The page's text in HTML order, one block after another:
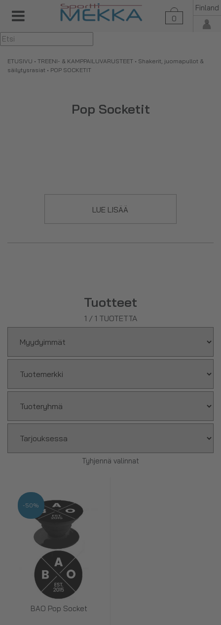
0
Finland
▼
ETUSIVU • TREENI- & KAMPPAILUVARUSTEET • Shakerit, juomapullot &
säilytysrasiat • POP SOCKETIT
Pop Socketit
LUE LISÄÄ
Tuotteet
1 / 1 TUOTETTA
Tyhjennä valinnat
BAO Pop Socket
-50%